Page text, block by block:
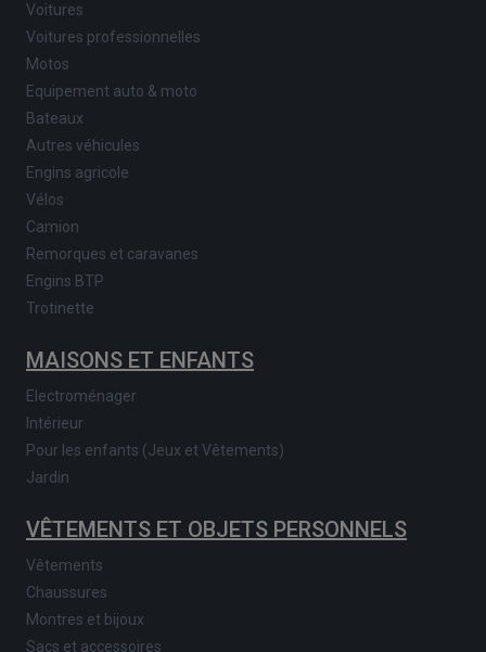
Voitures
Voitures professionnelles
Motos
Equipement auto & moto
Bateaux
Autres véhicules
Engins agricole
Vélos
Camion
Remorques et caravanes
Engins BTP
Trotinette
MAISONS ET ENFANTS
Electroménager
Intérieur
Pour les enfants (Jeux et Vêtements)
Jardin
VÊTEMENTS ET OBJETS PERSONNELS
Vêtements
Chaussures
Montres et bijoux
Sacs et accessoires